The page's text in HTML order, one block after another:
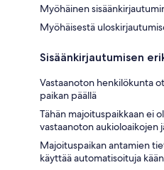
Myöhäinen
Myöhäisestä
Sisäänkirjautumisen
Vastaanoton henkilökunta
paikan päällä
Tähän majoituspaikkaan ei
vastaanoton aukioloaikojen
Majoituspaikan antamien
käyttää automatisoituja